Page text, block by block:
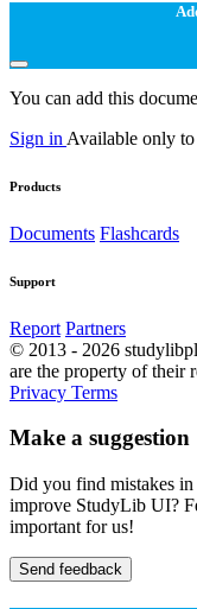
You can add this
Sign in Available only to
Products
Documents Flashcards
Support
Report Partners
© 2013 - 2026
are the property of their
Privacy Terms
Make a suggestion
Did you find mistakes
improve StudyLib UI?
important for us!
Send feedback